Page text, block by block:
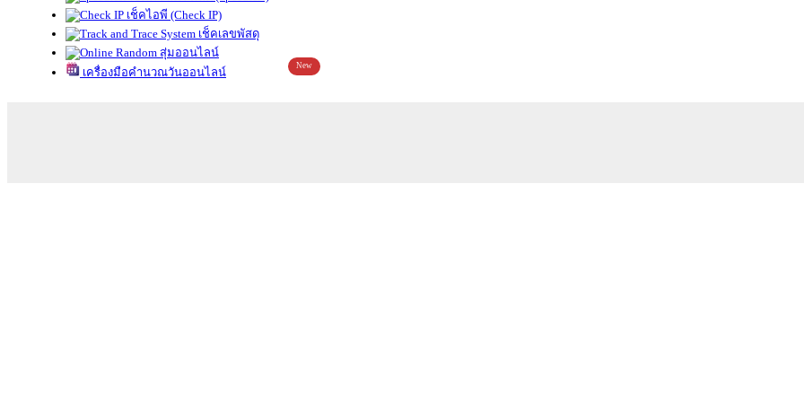
เช็คไอพี (Check IP)
เช็คเลขพัสดุ
สุ่มออนไลน์
เครื่องมือคำนวณวันออนไลน์
New